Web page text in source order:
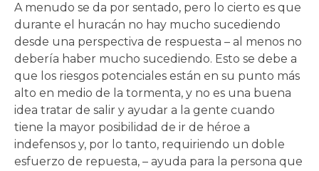
A menudo se da por sentado, pero lo cierto es que
durante el huracán no hay mucho sucediendo
desde una perspectiva de respuesta – al menos no
debería haber mucho sucediendo. Esto se debe a
que los riesgos potenciales están en su punto más
alto en medio de la tormenta, y no es una buena
idea tratar de salir y ayudar a la gente cuando
tiene la mayor posibilidad de ir de héroe a
indefensos y, por lo tanto, requiriendo un doble
esfuerzo de repuesta, – ayuda para la persona que